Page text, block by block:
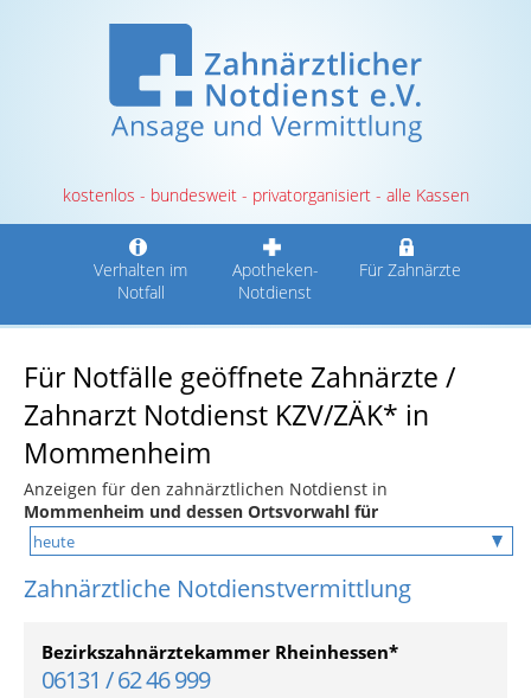
kostenlos - bundesweit - privatorganisiert - alle Kassen
Verhalten im
Notfall
Apotheken-
Notdienst
Für Zahnärzte
Für Notfälle geöffnete Zahnärzte /
Zahnarzt Notdienst KZV/ZÄK* in
Mommenheim
Anzeigen für den zahnärztlichen Notdienst in
Mommenheim und dessen Ortsvorwahl für
Zahnärztliche Notdienstvermittlung
Bezirkszahnärztekammer Rheinhessen*
06131 / 62 46 999